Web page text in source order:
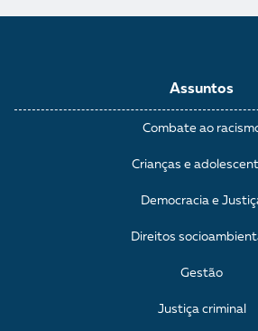
Assuntos
Combate ao
Crianças e
Democracia e
Direitos
Gestão
Justiça criminal